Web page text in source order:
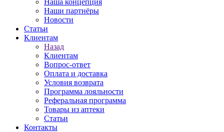
Наша концепция
Наши партнёры
Новости
Статьи
Клиентам
Назад
Клиентам
Вопрос-ответ
Оплата и доставка
Условия возврата
Программа лояльности
Реферальная программа
Товары из аптеки
Статьи
Контакты